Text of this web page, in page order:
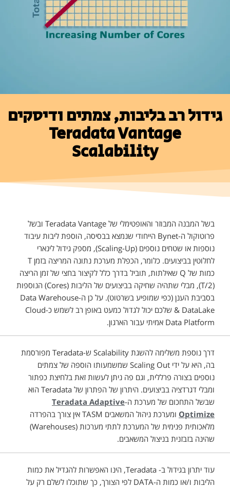
גידול רב בליבות, צמתים ודיסקים
Teradata Vantage
Scalability
בשל המבנה המבוזר והאופטימלי של Teradata Vantage ובשל
פרוטוקול ה-Bynet הייחודי שנמצא בבסיסה, הוספת ליבות עיבוד
נוספות או שטחים נוספים (Scaling-Up), מספק גידול לינארי
לחלוטין בביצועים. כלומר, הכפלת מערכת נתונה המריצה בזמן T
כמות של Q שאילתות, תוביל בדרך כלל לקיצור בחצי של זמן הריצה
(T/2), מבלי שתהיה שחיקה בביצועים של הליבות (Cores) הנוספות
בסביבת הענן (כפי שמופיע בשרטוט). על כן ה-Data Warehouse
& DataLake שלכם יכול לגדול כמעט באופן רב לשמש כ-Cloud
Data Platform אמיתי עבור הארגון.
דרך נוספת משלימה להשגת Scalability ש-Teradata מפורסמת
בה, היא על ידי Scaling Out שמשמעותו הוספה של צמתים
נוספים בצורה פרללית, וגם פה ניתן לעשות זאת בלחיצת כפתור
ומבלי דגרדציה בביצועים. היתרון של הפתרון של Teradata הוא
שבשל התחכום של מערכת ה-Teradata Adaptive
Optimize
ומערכת ניהול המשאבים TASM אין צורך בהפרדה
מלאכותית פנימית של המערכת לתתי מערכות (Warehouses)
שהינה בזבזנית בניצול המשאבים.
עוד יתרון בגידול ב- Teradata, הינו האפשרות להגדיל את כמות
הליבות ו/או כמות ה-DATA לפי הצורך, כך שתוכלו לשלם רק על